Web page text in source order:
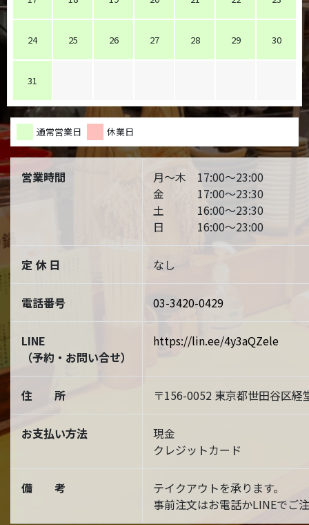
24 25 26 27 28 29 30
31
通常営業日 休業日
営業時間
月～木 17:00～23:00
金 17:00～23:30
土 16:00～23:30
日 16:00～23:00
定 休 日 なし
電話番号 03-3420-0429
LINE
（予約・お問い合せ）
https://lin.ee/4y3aQZele
住 所 〒156-0052 東京都世田谷区
お支払い方法
現金
クレジットカード
備 考
テイクアウトを承ります。
事前注文はお電話かLINEでご